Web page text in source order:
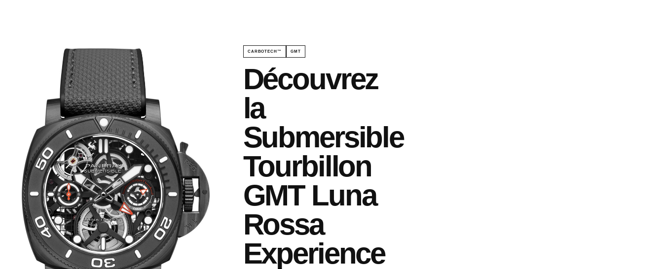
CARBOTECH™ GMT
Découvrez
la
Submersible
Tourbillon
GMT Luna
Rossa
Experience